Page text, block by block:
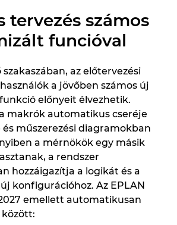
tervezés számos
funcióval
az előtervezési
a jövőben számos új
előnyeit élvezhetik.
makrók automatikus cseréje
és műszerezési diagramokban
a mérnökök egy másik
a rendszer
hozzáigazítja a logikát és a
konfigurációhoz. Az EPLAN
emellett automatikusan